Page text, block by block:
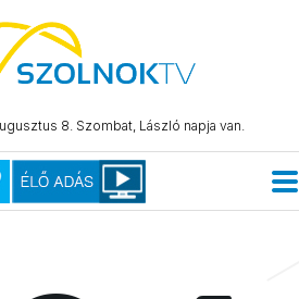
8. Szombat, László napja van.